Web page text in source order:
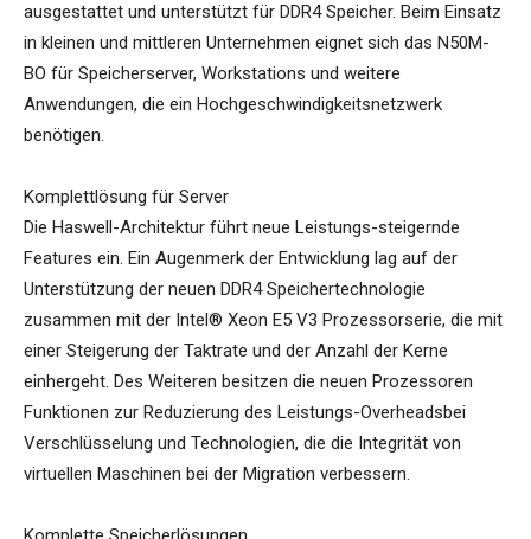
ausgestattet und unterstützt für DDR4 Speicher. Beim Einsatz
in kleinen und mittleren Unternehmen eignet sich das N50M-
BO für Speicherserver, Workstations und weitere
Anwendungen, die ein Hochgeschwindigkeitsnetzwerk
benötigen.
Komplettlösung für Server
Die Haswell-Architektur führt neue Leistungs-steigernde
Features ein. Ein Augenmerk der Entwicklung lag auf der
Unterstützung der neuen DDR4 Speichertechnologie
zusammen mit der Intel® Xeon E5 V3 Prozessorserie, die mit
einer Steigerung der Taktrate und der Anzahl der Kerne
einhergeht. Des Weiteren besitzen die neuen Prozessoren
Funktionen zur Reduzierung des Leistungs-Overheadsbei
Verschlüsselung und Technologien, die die Integrität von
virtuellen Maschinen bei der Migration verbessern.